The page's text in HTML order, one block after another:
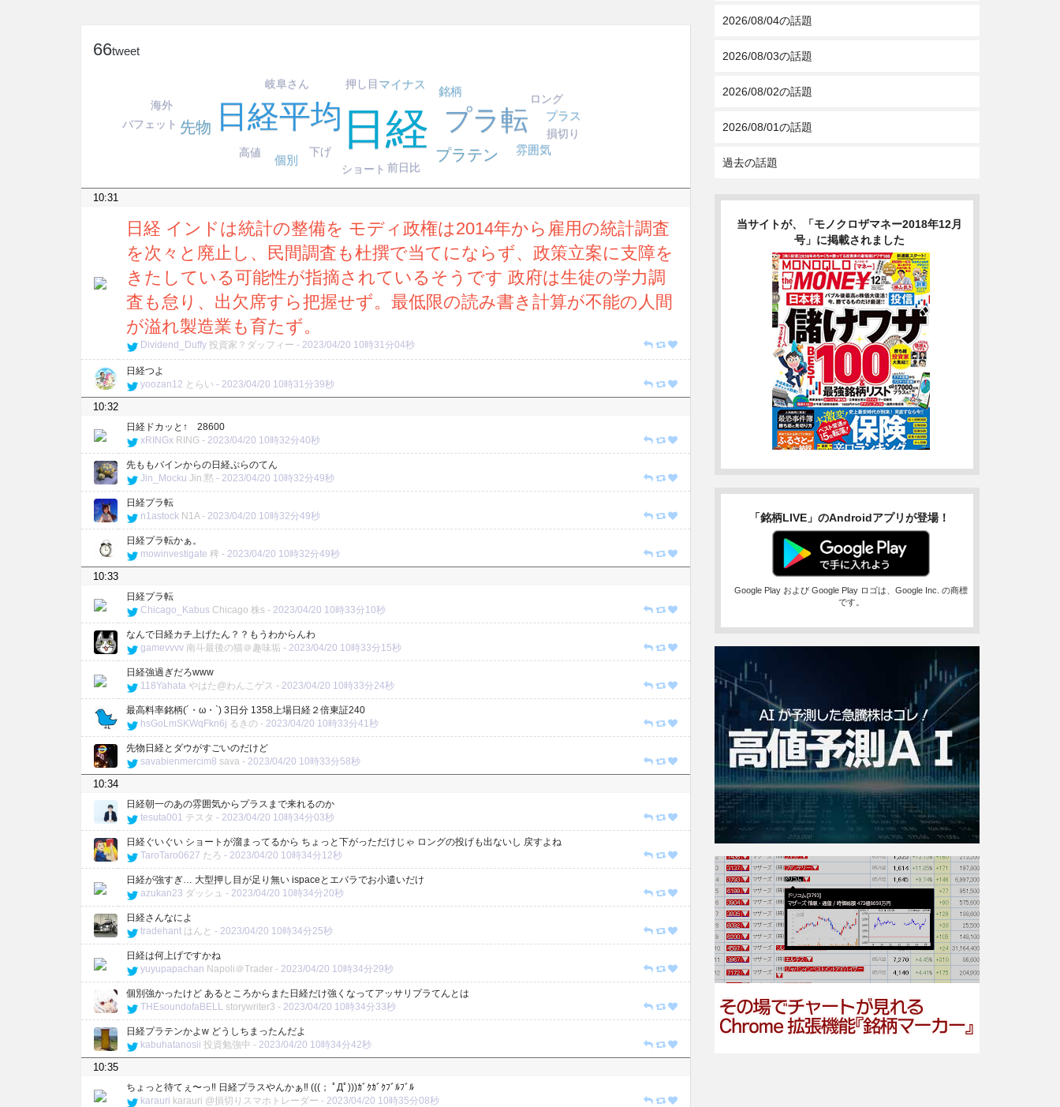
66tweet
日経
日経平均 プラ転
プラテン
先物
プラス
銘柄
個別
マイナス
雰囲気
ショート
岐阜さん
ロング
高値
損切り
前日比
押し目
下げ
海外
バフェット
10:31
日経 インドは統計の整備を モディ政権は2014年から雇用の統計調査
を次々と廃止し、民間調査も杜撰で当てにならず、政策立案に支障を
きたしている可能性が指摘されているそうです 政府は生徒の学力調
査も怠り、出欠席すら把握せず。最低限の読み書き計算が不能の人間
が溢れ製造業も育たず。
Dividend_Duffy 投資家？ダッフィー - 2023/04/20 10時31分04秒
日経つよ
yoozan12 とらい - 2023/04/20 10時31分39秒
10:32
日経ドカッと↑ 28600
xRINGx RING - 2023/04/20 10時32分40秒
先ももバインからの日経ぷらのてん
Jin_Mocku Jin.黙 - 2023/04/20 10時32分49秒
日経プラ転
n1astock N1A - 2023/04/20 10時32分49秒
日経プラ転かぁ。
mowinvestigate 稗 - 2023/04/20 10時32分49秒
10:33
日経プラ転
Chicago_Kabus Chicago 株s - 2023/04/20 10時33分10秒
なんで日経カチ上げたん？？もうわからんわ
gamevvvv 南斗最後の猫＠趣味垢 - 2023/04/20 10時33分15秒
日経強過ぎだろwww
118Yahata やはた@わんこゲス - 2023/04/20 10時33分24秒
最高料率銘柄(´・ω・`) 3日分 1358上場日経２倍東証240
hsGoLmSKWqFkn6j るきの - 2023/04/20 10時33分41秒
先物日経とダウがすごいのだけど
savabienmercim8 sava - 2023/04/20 10時33分58秒
10:34
日経朝一のあの雰囲気からプラスまで来れるのか
tesuta001 テスタ - 2023/04/20 10時34分03秒
日経ぐいぐい ショートが溜まってるから ちょっと下がっただけじゃ ロングの投げも出ないし 戻すよね
TaroTaro0627 たろ - 2023/04/20 10時34分12秒
日経が強すぎ… 大型押し目が足り無い ispaceとエバラでお小遣いだけ
azukan23 ダッシュ - 2023/04/20 10時34分20秒
日経さんなによ
tradehant はんと - 2023/04/20 10時34分25秒
日経は何上げですかね
yuyupapachan Napoli＠Trader - 2023/04/20 10時34分29秒
個別強かったけど あるところからまた日経だけ強くなってアッサリプラてんとは
THEsoundofaBELL storywriter3 - 2023/04/20 10時34分33秒
日経プラテンかよw どうしちまったんだよ
kabuhatanosii 投資勉強中 - 2023/04/20 10時34分42秒
10:35
ちょっと待てぇ〜っ‼︎ 日経プラスやんかぁ‼︎ (((； ﾟДﾟ)))ｶﾞｸｶﾞｸﾌﾞﾙﾌﾞﾙ
karauri karauri @損切りスマホトレーダー - 2023/04/20 10時35分08秒
2026/08/04の話題
2026/08/03の話題
2026/08/02の話題
2026/08/01の話題
過去の話題
当サイトが、「モノクロザマネー2018年12月
号」に掲載されました
「銘柄LIVE」のAndroidアプリが登場！
Google Play および Google Play ロゴは、Google Inc. の商標
です。